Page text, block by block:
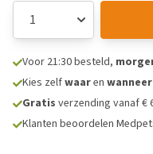
Voor 21:30 besteld,
Kies zelfwaaren wanneer
Gratis verzending vanaf €
Klanten beoordelen